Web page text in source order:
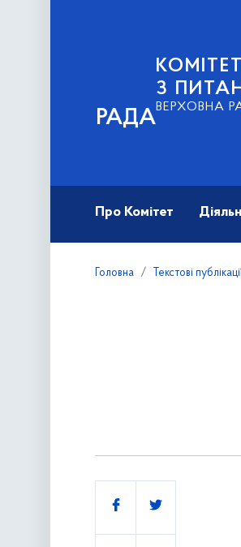
РАДА
КОМІТЕТ
З
ВЕРХОВНА
Про Комітет
Головна Текстові
Поділитись